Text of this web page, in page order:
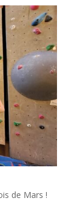
de Mars !